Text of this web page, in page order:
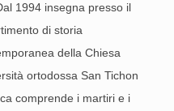
1994 insegna presso il
di storia
della Chiesa
ortodossa San Tichon
comprende i martiri e i